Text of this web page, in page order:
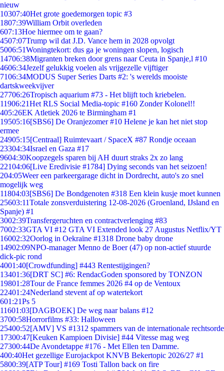
nieuw
10307:40Het grote goedemorgen topic #3
1807:39William Orbit overleden
607:13Hoe hiermee om te gaan?
4507:07Trump wil dat J.D. Vance hem in 2028 opvolgt
5006:51Woningtekort: dus ga je woningen slopen, logisch
14706:38Migranten breken door grens naar Ceuta in Spanje,l #10
4606:34Jezelf gelukkig voelen als vrijgezelle vijftiger
7106:34MODUS Super Series Darts #2: 's werelds mooiste
dartskweekvijver
27706:26Tropisch aquarium #73 - Het blijft toch kriebelen.
11906:21Het RLS Social Media-topic #160 Zonder Kolonel!!
405:26EK Atletiek 2026 te Birmingham #1
19505:16[SBS6] De Oranjezomer #10 Helene je kan het niet stop
ermee
24905:15[Centraal] Ruimtevaart / SpaceX #87 Rondje oceaan
23304:34Israel en Gaza #17
9604:30Koopzegels sparen bij AH duurt straks 2x zo lang
22104:06[Live Eredivisie #1784] Dying seconds van het seizoen!
204:05Weer een parkeergarage dicht in Dordrecht, auto's zo snel
mogelijk weg
11804:03[SBS6] De Bondgenoten #318 Een klein kusje moet kunnen
25603:11Totale zonsverduistering 12-08-2026 (Groenland, IJsland en
Spanje) #1
3002:39Transfergeruchten en contractverlenging #83
7002:33GTA VI #12 GTA VI Extended look 27 Augustus Netflix/YT
16002:32Oorlog in Oekraïne #1318 Drone baby drone
14902:09NPO-manager Menno de Boer (47) op non-actief stuurde
dick-pic rond
4001:40[Crowdfunding] #443 Rentestijgingen?
13401:36[DRT SC] #6: RendacGoden sponsored by TONZON
19801:28Tour de France femmes 2026 #4 op de Ventoux
22401:24Nederland stevent af op watertekort
601:21Ps 5
11601:03[DAGBOEK] De weg naar balans #12
3700:58Horrorfilms #33: Halloween
25400:52[AMV] VS #1312 spammers van de internationale rechtsorde
17300:47[Keuken Kampioen Divisie] #44 Vitesse mag weg
27300:44De Avondetappe #176 - Met Ellen ten Damme.
400:40Het gezellige Eurojackpot KNVB Bekertopic 2026/27 #1
5800:39[ATP Tour] #169 Tosti Tallon back on fire